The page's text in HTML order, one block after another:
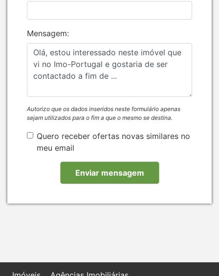
Mensagem:
Autorizo que os dados inseridos neste formulário apenas
sejam utilizados para o fim a que o mesmo se destina.
Quero receber ofertas novas similares no
meu email